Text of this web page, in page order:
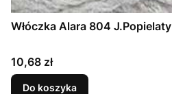
Włóczka Alara 804 J.Popielaty
Cena
10,68 zł
Do koszyka